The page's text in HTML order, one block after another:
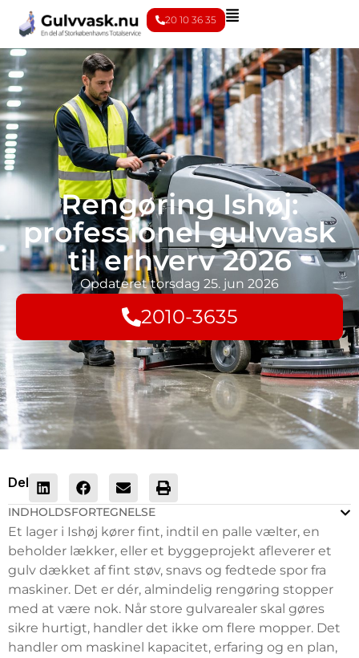
20 10 36 35
Rengøring Ishøj:
professionel gulvvask
til erhverv 2026
Opdateret torsdag 25. jun 2026
2010-3635
Del
INDHOLDSFORTEGNELSE
Et lager i Ishøj kører fint, indtil en palle vælter, en
beholder lækker, eller et byggeprojekt afleverer et
gulv dækket af fint støv, snavs og fedtede spor fra
maskiner. Det er dér, almindelig rengøring stopper
med at være nok. Når store gulvarealer skal gøres
sikre hurtigt, handler det ikke om flere mopper. Det
handler om maskinel kapacitet, erfaring og en plan,